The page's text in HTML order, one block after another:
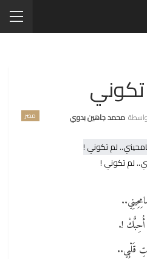
مصر محمد جاهين بدوي
لم تكوني !
أُحِبُّكْ !.
قَلْبِي..